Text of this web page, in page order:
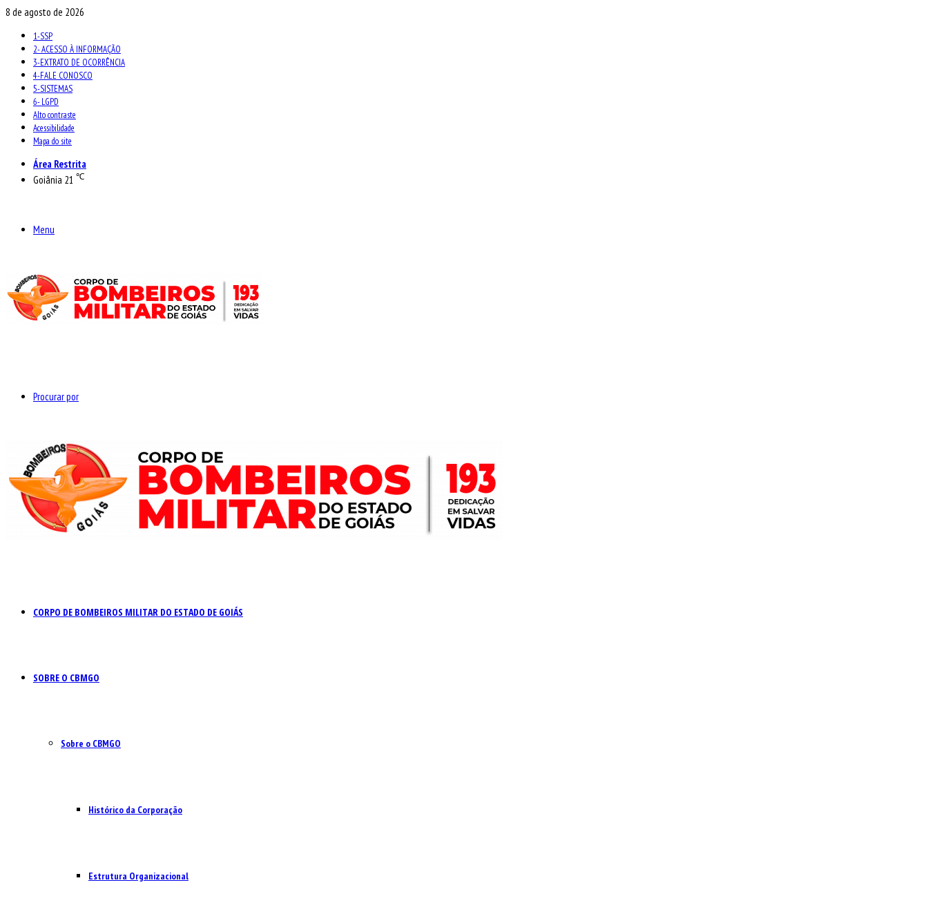
8 de agosto de 2026
1-SSP
2- ACESSO À INFORMAÇÃO
3-EXTRATO DE OCORRÊNCIA
4-FALE CONOSCO
5-SISTEMAS
6- LGPD
Alto contraste
Acessibilidade
Mapa do site
Área Restrita
Goiânia 21 ℃
Menu
Procurar por
CORPO DE BOMBEIROS MILITAR DO ESTADO DE GOIÁS
SOBRE O CBMGO
Sobre o CBMGO
Histórico da Corporação
Estrutura Organizacional